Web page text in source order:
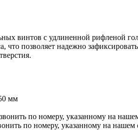
винтов с удлиненной рифленой
что позволяет надежно
мм
по номеру, указанному на
по номеру, указанному на